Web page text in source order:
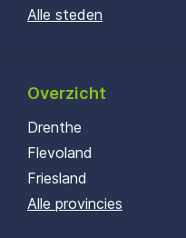
Alle steden
Overzicht
Drenthe
Flevoland
Friesland
Alle provincies